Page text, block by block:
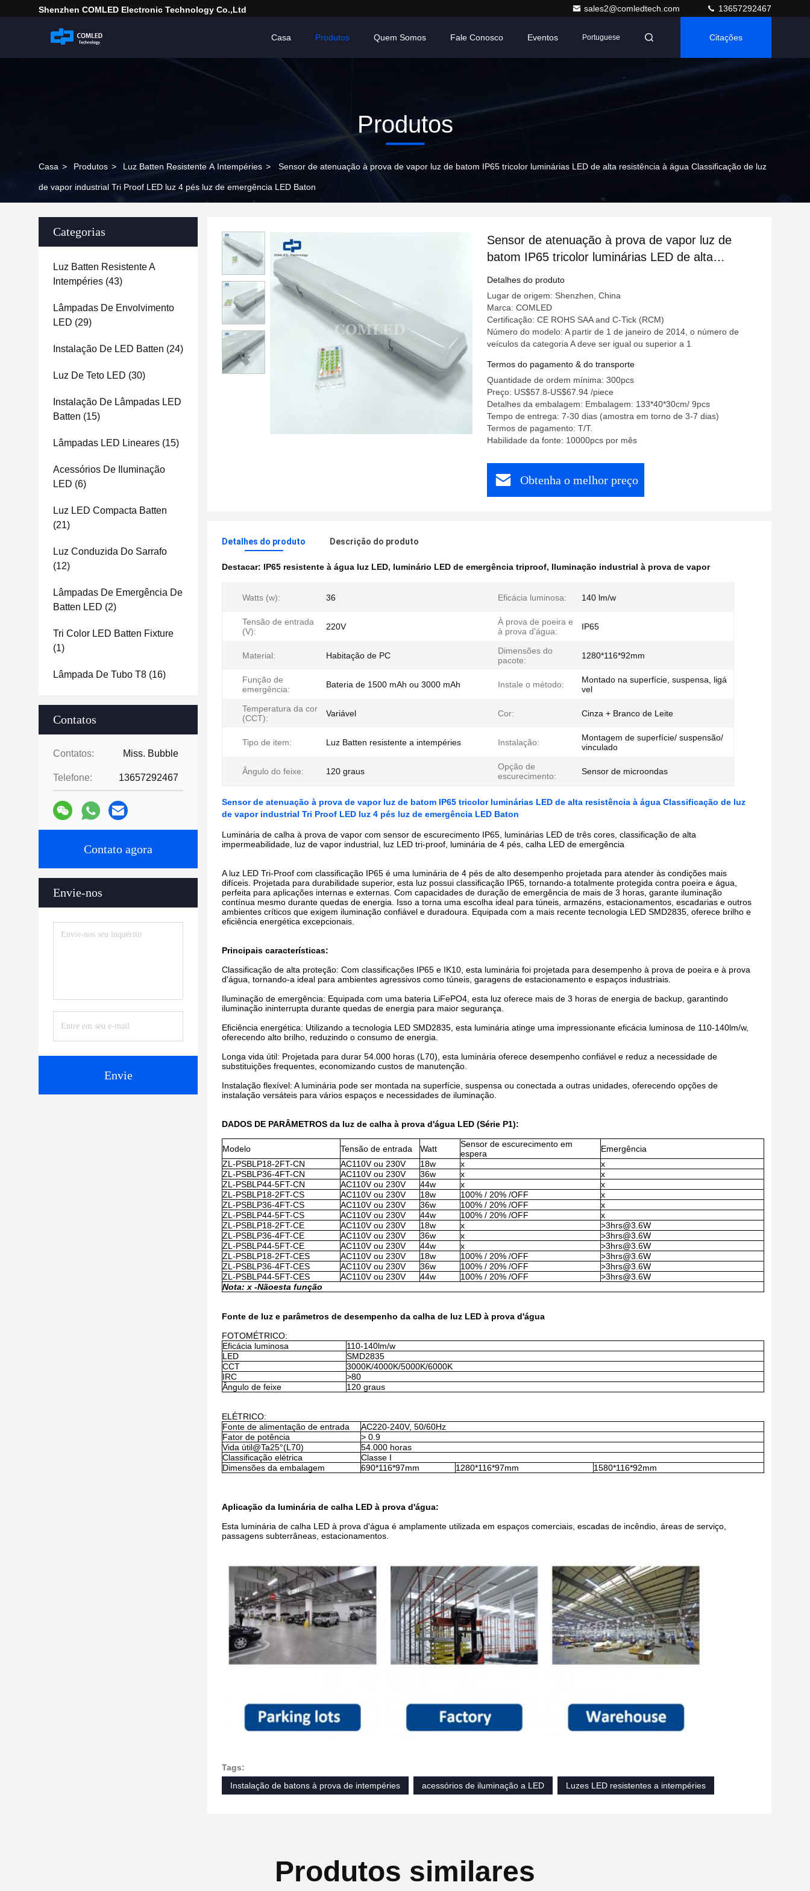
Shenzhen COMLED Electronic Technology Co.,ltd sales2@comledtech.com 13657292467
Casa Produtos Quem Somos Fale Conosco Eventos Portuguese Citações
Produtos
Casa > Produtos > Luz Batten Resistente A Intempéries > Sensor de atenuação à prova de vapor luz de batom IP65 tricolor luminárias LED de alta resistência à água Classificação de luz
de vapor industrial Tri Proof LED luz 4 pés luz de emergência LED Baton
Categorias
Luz Batten Resistente A
Intempéries (43)
Lâmpadas De Envolvimento
LED (29)
Instalação De LED Batten (24)
Luz De Teto LED (30)
Instalação De Lâmpadas LED
Batten (15)
Lâmpadas LED Lineares (15)
Acessórios De Iluminação
LED (6)
Luz LED Compacta Batten
(21)
Luz Conduzida Do Sarrafo
(12)
Lâmpadas De Emergência De
Batten LED (2)
Tri Color LED Batten Fixture
(1)
Lâmpada De Tubo T8 (16)
Contatos
Contatos: Miss. Bubble
Telefone: 13657292467
Contato agora
Envie-nos
Envie
Sensor de atenuação à prova de vapor luz de
batom IP65 tricolor luminárias LED de alta
resistência à água Classificação de luz de vapor
industrial Tri Proof LED luz 4 pés luz de
emergência LED Baton
Detalhes do produto
Lugar de origem: Shenzhen, China
Marca: COMLED
Certificação: CE ROHS SAA and C-Tick (RCM)
Número do modelo: A partir de 1 de janeiro de 2014, o número de
veículos da categoria A deve ser igual ou superior a 1
Termos do pagamento & do transporte
Quantidade de ordem mínima: 300pcs
Preço: US$57.8-US$67.94 /piece
Detalhes da embalagem: Embalagem: 133*40*30cm/ 9pcs
Tempo de entrega: 7-30 dias (amostra em torno de 3-7 dias)
Termos de pagamento: T/T.
Habilidade da fonte: 10000pcs por mês
Obtenha o melhor preço
Detalhes do produto Descrição do produto
Destacar: IP65 resistente à água luz LED, luminário LED de emergência triproof, Iluminação industrial à prova de vapor
Watts (w): 36 Eficácia luminosa: 140 lm/w
Tensão de entrada
(V):
220V
À prova de poeira e
à prova d'água:
IP65
Material: Habitação de PC
Dimensões do
pacote:
1280*116*92mm
Função de
emergência:
Bateria de 1500 mAh ou 3000 mAh Instale o método:
Montado na superfície, suspensa, ligá
vel
Temperatura da cor
(CCT):
Variável Cor: Cinza + Branco de Leite
Tipo de item: Luz Batten resistente a intempéries Instalação:
Montagem de superfície/ suspensão/
vinculado
Ângulo do feixe: 120 graus
Opção de
escurecimento:
Sensor de microondas
Sensor de atenuação à prova de vapor luz de batom IP65 tricolor luminárias LED de alta resistência à água Classificação de luz
de vapor industrial Tri Proof LED luz 4 pés luz de emergência LED Baton
Luminária de calha à prova de vapor com sensor de escurecimento IP65, luminárias LED de três cores, classificação de alta
impermeabilidade, luz de vapor industrial, luz LED tri-proof, luminária de 4 pés, calha LED de emergência
A luz LED Tri-Proof com classificação IP65 é uma luminária de 4 pés de alto desempenho projetada para atender às condições mais
difíceis. Projetada para durabilidade superior, esta luz possui classificação IP65, tornando-a totalmente protegida contra poeira e água,
perfeita para aplicações internas e externas. Com capacidades de duração de emergência de mais de 3 horas, garante iluminação
contínua mesmo durante quedas de energia. Isso a torna uma escolha ideal para túneis, armazéns, estacionamentos, escadarias e outros
ambientes críticos que exigem iluminação confiável e duradoura. Equipada com a mais recente tecnologia LED SMD2835, oferece brilho e
eficiência energética excepcionais.
Principais características:
Classificação de alta proteção: Com classificações IP65 e IK10, esta luminária foi projetada para desempenho à prova de poeira e à prova
d'água, tornando-a ideal para ambientes agressivos como túneis, garagens de estacionamento e espaços industriais.
Iluminação de emergência: Equipada com uma bateria LiFePO4, esta luz oferece mais de 3 horas de energia de backup, garantindo
iluminação ininterrupta durante quedas de energia para maior segurança.
Eficiência energética: Utilizando a tecnologia LED SMD2835, esta luminária atinge uma impressionante eficácia luminosa de 110-140lm/w,
oferecendo alto brilho, reduzindo o consumo de energia.
Longa vida útil: Projetada para durar 54.000 horas (L70), esta luminária oferece desempenho confiável e reduz a necessidade de
substituições frequentes, economizando custos de manutenção.
Instalação flexível: A luminária pode ser montada na superfície, suspensa ou conectada a outras unidades, oferecendo opções de
instalação versáteis para vários espaços e necessidades de iluminação.
DADOS DE PARÂMETROS da luz de calha à prova d'água LED (Série P1):
Modelo Tensão de entrada Watt
Sensor de escurecimento em
espera
Emergência
ZL-PSBLP18-2FT-CN
AC110V ou 230V 18w x
x
ZL-PSBLP36-4FT-CN
AC110V ou 230V 36w x
x
ZL-PSBLP44-5FT-CN
AC110V ou 230V 44w x
x
ZL-PSBLP18-2FT-CS
AC110V ou 230V 18w 100% / 20% /OFF
x
ZL-PSBLP36-4FT-CS
AC110V ou 230V 36w 100% / 20% /OFF
x
ZL-PSBLP44-5FT-CS
AC110V ou 230V 44w 100% / 20% /OFF
x
ZL-PSBLP18-2FT-CE
AC110V ou 230V 18w x
>3hrs@3.6W
ZL-PSBLP36-4FT-CE
AC110V ou 230V 36w x
>3hrs@3.6W
ZL-PSBLP44-5FT-CE
AC110V ou 230V 44w x
>3hrs@3.6W
ZL-PSBLP18-2FT-CES
AC110V ou 230V 18w 100% / 20% /OFF
>3hrs@3.6W
ZL-PSBLP36-4FT-CES
AC110V ou 230V 36w 100% / 20% /OFF
>3hrs@3.6W
ZL-PSBLP44-5FT-CES
AC110V ou 230V 44w 100% / 20% /OFF
>3hrs@3.6W
Nota: x -Nãoesta função
Fonte de luz e parâmetros de desempenho da calha de luz LED à prova d'água
FOTOMÉTRICO:
Eficácia luminosa
110-140lm/w
LED
SMD2835
CCT
3000K/4000K/5000K/6000K
IRC
>80
Ângulo de feixe
120 graus
ELÉTRICO:
Fonte de alimentação de entrada
AC220-240V, 50/60Hz
Fator de potência
> 0.9
Vida útil@Ta25°(L70)
54.000 horas
Classificação elétrica
Classe I
Dimensões da embalagem
690*116*97mm 1280*116*97mm 1580*116*92mm
Aplicação da luminária de calha LED à prova d'água:
Esta luminária de calha LED à prova d'água é amplamente utilizada em espaços comerciais, escadas de incêndio, áreas de serviço,
passagens subterrâneas, estacionamentos.
Tags:
Instalação de batons à prova de intempéries
acessórios de iluminação a LED Luzes LED resistentes a intempéries
Produtos similares